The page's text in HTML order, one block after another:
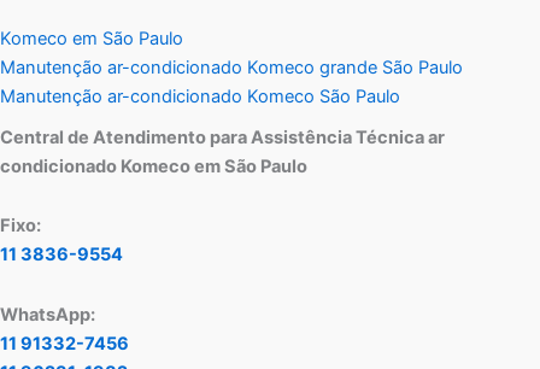
Komeco em São Paulo
Manutenção ar-condicionado Komeco grande São Paulo
Manutenção ar-condicionado Komeco São Paulo
Central de Atendimento para Assistência Técnica ar
condicionado Komeco em São Paulo
Fixo:
11 3836-9554
WhatsApp:
11 91332-7456